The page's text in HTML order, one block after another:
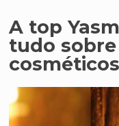
A top
tudo